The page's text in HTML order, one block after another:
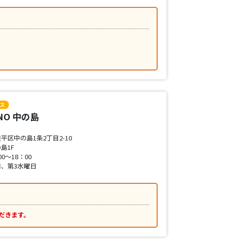
中の島
区中の島1条2丁目2-10
1F
～18：00
第3水曜日
ます。